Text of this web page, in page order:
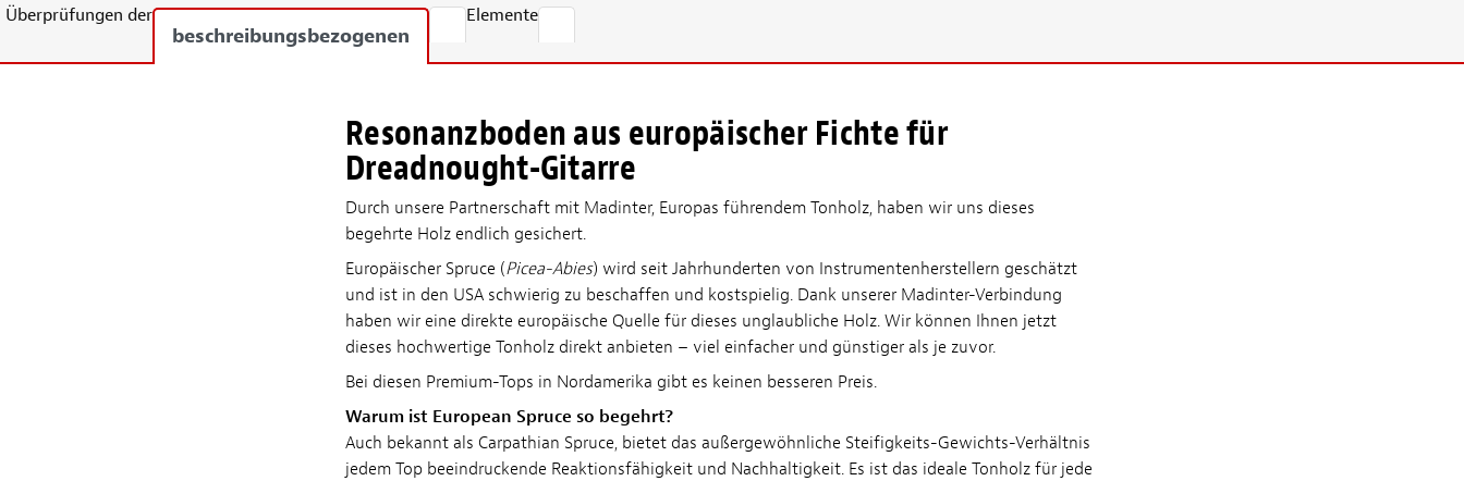
Überprüfungen der
beschreibungsbezogenen
Elemente
Resonanzboden aus europäischer Fichte für
Dreadnought-Gitarre
Durch unsere Partnerschaft mit Madinter, Europas führendem Tonholz, haben wir uns dieses
begehrte Holz endlich gesichert.
Europäischer Spruce (Picea-Abies) wird seit Jahrhunderten von Instrumentenherstellern geschätzt
und ist in den USA schwierig zu beschaffen und kostspielig. Dank unserer Madinter-Verbindung
haben wir eine direkte europäische Quelle für dieses unglaubliche Holz. Wir können Ihnen jetzt
dieses hochwertige Tonholz direkt anbieten – viel einfacher und günstiger als je zuvor.
Bei diesen Premium-Tops in Nordamerika gibt es keinen besseren Preis.
Warum ist European Spruce so begehrt?
Auch bekannt als Carpathian Spruce, bietet das außergewöhnliche Steifigkeits-Gewichts-Verhältnis
jedem Top beeindruckende Reaktionsfähigkeit und Nachhaltigkeit. Es ist das ideale Tonholz für jede